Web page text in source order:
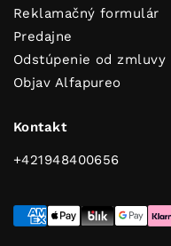
Dobi savjete
ODOSLAŤ
Pretplati se i dobivaš
Osim toga uživat ćeš u
Reklamačný formulár
Predajne
Odstúpenie od zmluvy
Objav Alfapureo
Kontakt
+421948400656